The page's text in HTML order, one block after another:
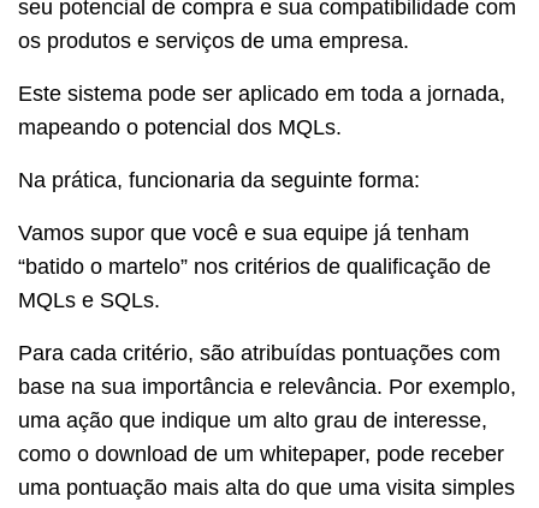
seu potencial de compra e sua compatibilidade com
os produtos e serviços de uma empresa.
Este sistema pode ser aplicado em toda a jornada,
mapeando o potencial dos MQLs.
Na prática, funcionaria da seguinte forma:
Vamos supor que você e sua equipe já tenham
“batido o martelo” nos critérios de qualificação de
MQLs e SQLs.
Para cada critério, são atribuídas pontuações com
base na sua importância e relevância. Por exemplo,
uma ação que indique um alto grau de interesse,
como o download de um whitepaper, pode receber
uma pontuação mais alta do que uma visita simples